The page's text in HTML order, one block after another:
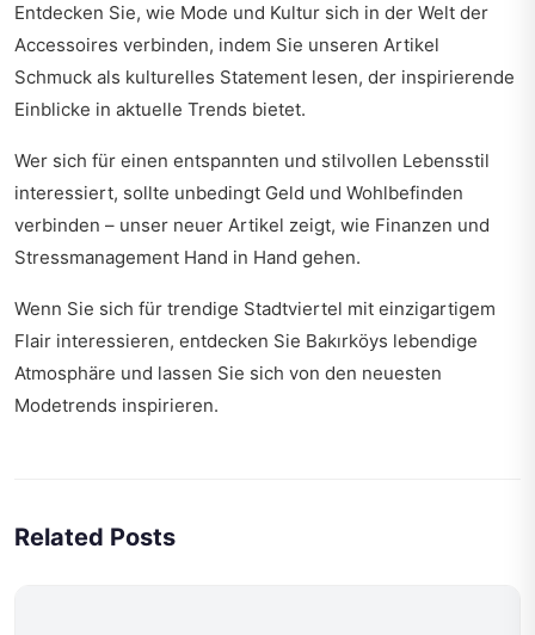
Entdecken Sie, wie Mode und Kultur sich in der Welt der
Accessoires verbinden, indem Sie unseren Artikel
Schmuck als kulturelles Statement lesen, der inspirierende
Einblicke in aktuelle Trends bietet.
Wer sich für einen entspannten und stilvollen Lebensstil
interessiert, sollte unbedingt Geld und Wohlbefinden
verbinden – unser neuer Artikel zeigt, wie Finanzen und
Stressmanagement Hand in Hand gehen.
Wenn Sie sich für trendige Stadtviertel mit einzigartigem
Flair interessieren, entdecken Sie Bakırköys lebendige
Atmosphäre und lassen Sie sich von den neuesten
Modetrends inspirieren.
Related Posts